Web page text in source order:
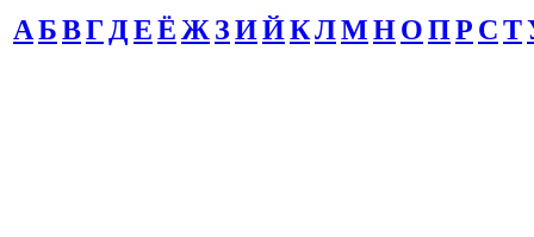
АБВГ ДЕЁ Ж ЗИЙКЛМНОПР СТ